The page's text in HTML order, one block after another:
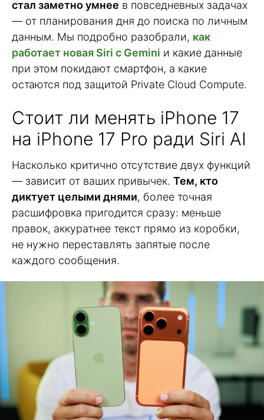
стал заметно умнее в повседневных задачах
— от планирования дня до поиска по личным
данным. Мы подробно разобрали, как
работает новая Siri с Gemini и какие данные
при этом покидают смартфон, а какие
остаются под защитой Private Cloud Compute.
Стоит ли менять iPhone 17
на iPhone 17 Pro ради Siri AI
Насколько критично отсутствие двух функций
— зависит от ваших привычек. Тем, кто
диктует целыми днями, более точная
расшифровка пригодится сразу: меньше
правок, аккуратнее текст прямо из коробки,
не нужно переставлять запятые после
каждого сообщения.